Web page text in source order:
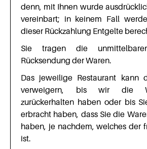
denn, mit Ihnen wurde
vereinbart; in keinem Fall
dieser Rückzahlung Entgelte
Sie tragen die
Rücksendung der Waren.
Das jeweilige Restaurant kann
verweigern, bis wir die
zurückerhalten haben oder bis
erbracht haben, dass Sie die
haben, je nachdem, welches der
ist.